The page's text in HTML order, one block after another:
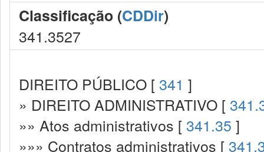
Classificação (CDDir)
341.3527
DIREITO PÚBLICO [ 341 ]
» DIREITO ADMINISTRATIVO [
»» Atos administrativos [ 341.35 ]
»»» Contratos administrativos [